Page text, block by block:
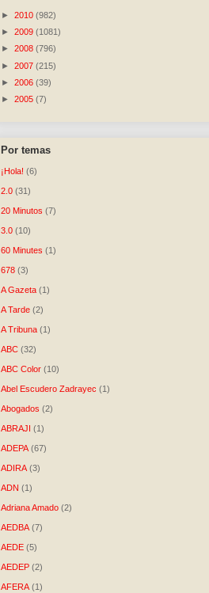
► 2010 (982)
► 2009 (1081)
► 2008 (796)
► 2007 (215)
► 2006 (39)
► 2005 (7)
Por temas
¡Hola! (6)
2.0 (31)
20 Minutos (7)
3.0 (10)
60 Minutes (1)
678 (3)
A Gazeta (1)
A Tarde (2)
A Tribuna (1)
ABC (32)
ABC Color (10)
Abel Escudero Zadrayec (1)
Abogados (2)
ABRAJI (1)
ADEPA (67)
ADIRA (3)
ADN (1)
Adriana Amado (2)
AEDBA (7)
AEDE (5)
AEDEP (2)
AFERA (1)